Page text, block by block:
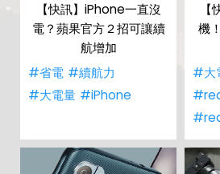
【快訊】iPhone一直沒
電？蘋果官方２招可讓續
航增加
#省電 #續航力
#大電量 #iPhone
機
#大